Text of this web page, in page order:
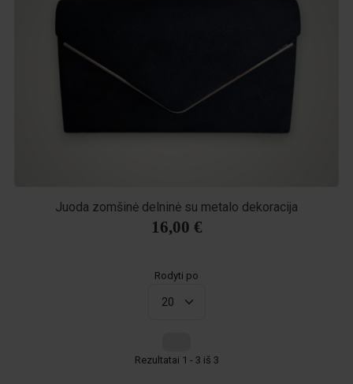
Juoda zomšinė delninė su metalo dekoracija
16,00 €
Rodyti po
Rezultatai 1 - 3 iš 3